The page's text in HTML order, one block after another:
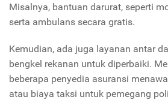
Misalnya, bantuan darurat, seperti
serta ambulans secara gratis.
Kemudian, ada juga layanan antar
bengkel rekanan untuk diperbaiki.
beberapa penyedia asuransi
atau biaya taksi untuk pemegang